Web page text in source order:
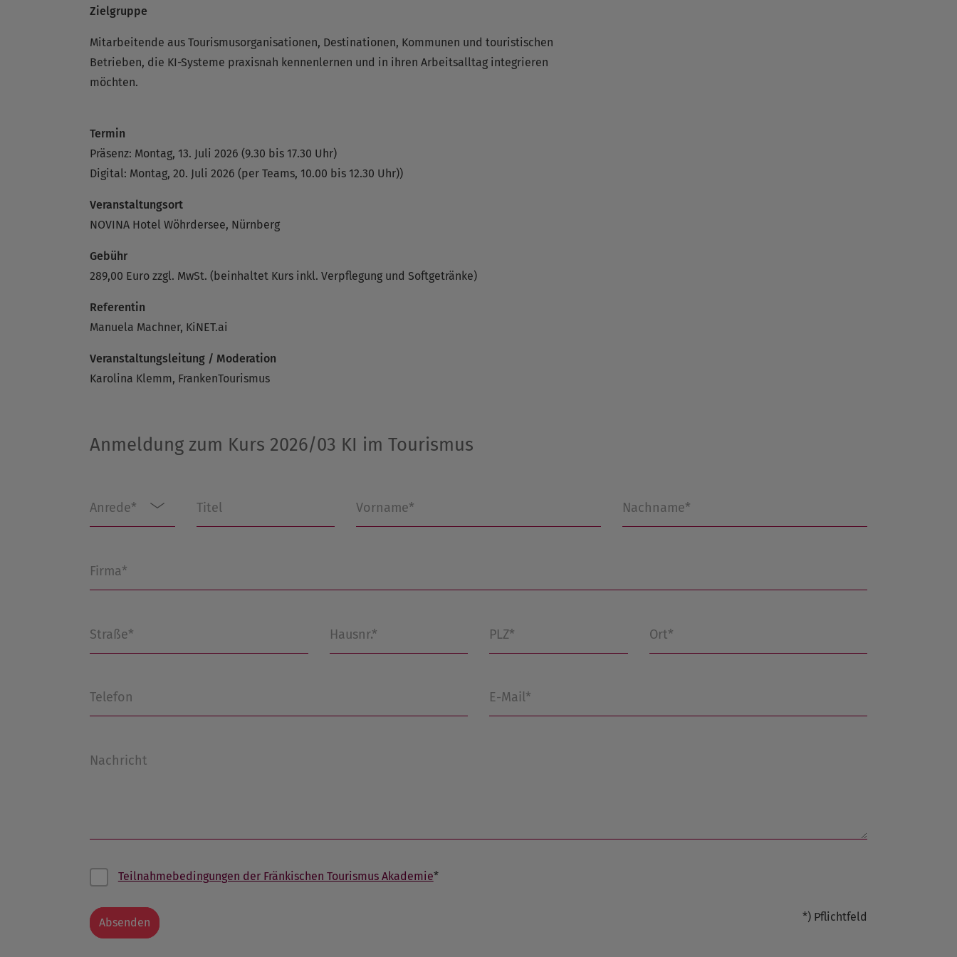
Zielgruppe
Mitarbeitende aus Tourismusorganisationen, Destinationen, Kommunen und touristischen
Betrieben, die KI-Systeme praxisnah kennenlernen und in ihren Arbeitsalltag integrieren
möchten.
Termin
Präsenz: Montag, 13. Juli 2026 (9.30 bis 17.30 Uhr)
Digital: Montag, 20. Juli 2026 (per Teams, 10.00 bis 12.30 Uhr))
Veranstaltungsort
NOVINA Hotel Wöhrdersee, Nürnberg
Gebühr
289,00 Euro zzgl. MwSt. (beinhaltet Kurs inkl. Verpflegung und Softgetränke)
Referentin
Manuela Machner, KiNET.ai
Veranstaltungsleitung / Moderation
Karolina Klemm, FrankenTourismus
Anmeldung zum Kurs 2026/03 KI im Tourismus
Anrede* Titel Vorname* Nachname*
Firma*
Straße* Hausnr.* PLZ* Ort*
Telefon E-Mail*
Nachricht
Teilnahmebedingungen der Fränkischen Tourismus Akademie*
Absenden *) Pflichtfeld